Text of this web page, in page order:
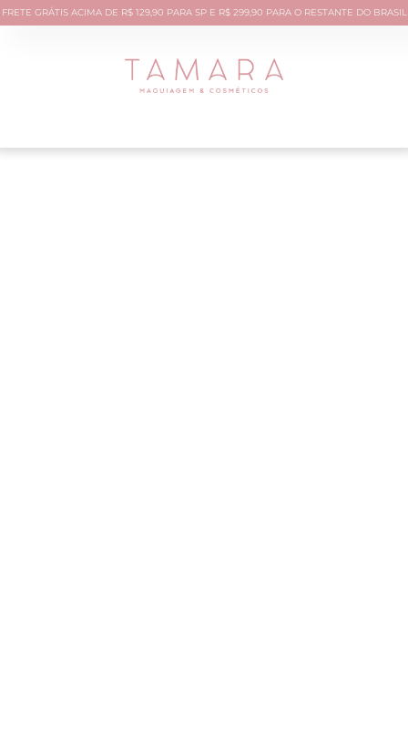
FRETE GRÁTIS ACIMA DE R$ 129,90 PARA SP E R$ 299,90 PARA O RESTANTE DO BRASIL